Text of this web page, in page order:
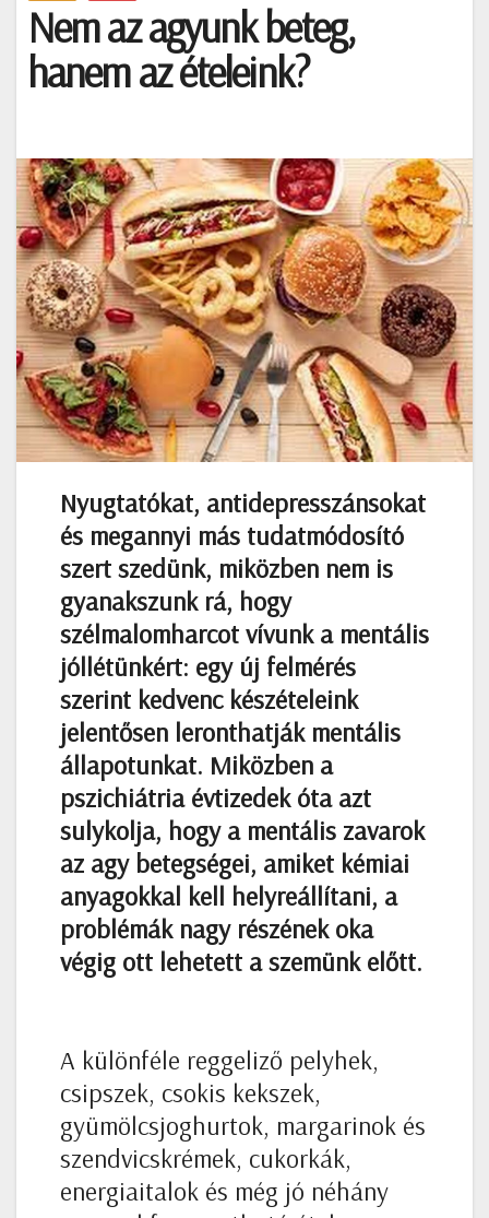
Nem az agyunk beteg,
hanem az ételeink?
Nyugtatókat, antidepresszánsokat
és megannyi más tudatmódosító
szert szedünk, miközben nem is
gyanakszunk rá, hogy
szélmalomharcot vívunk a mentális
jóllétünkért: egy új felmérés
szerint kedvenc készételeink
jelentősen leronthatják mentális
állapotunkat. Miközben a
pszichiátria évtizedek óta azt
sulykolja, hogy a mentális zavarok
az agy betegségei, amiket kémiai
anyagokkal kell helyreállítani, a
problémák nagy részének oka
végig ott lehetett a szemünk előtt.
A különféle reggeliző pelyhek,
csipszek, csokis kekszek,
gyümölcsjoghurtok, margarinok és
szendvicskrémek, cukorkák,
energiaitalok és még jó néhány